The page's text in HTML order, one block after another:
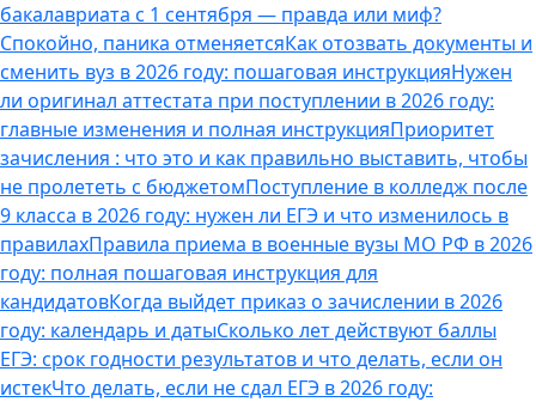
бакалавриата с 1 сентября — правда или миф?
Спокойно, паника отменяетсяКак отозвать документы и
сменить вуз в 2026 году: пошаговая инструкцияНужен
ли оригинал аттестата при поступлении в 2026 году:
главные изменения и полная инструкцияПриоритет
зачисления : что это и как правильно выставить, чтобы
не пролететь с бюджетомПоступление в колледж после
9 класса в 2026 году: нужен ли ЕГЭ и что изменилось в
правилахПравила приема в военные вузы МО РФ в 2026
году: полная пошаговая инструкция для
кандидатовКогда выйдет приказ о зачислении в 2026
году: календарь и датыСколько лет действуют баллы
ЕГЭ: срок годности результатов и что делать, если он
истекЧто делать, если не сдал ЕГЭ в 2026 году: